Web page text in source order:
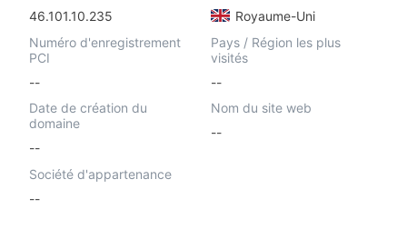
46.101.10.235
Royaume-Uni
Numéro d'enregistrement
PCI
--
Pays / Région les plus
visités
--
Date de création du
domaine
--
Nom du site web
--
Société d'appartenance
--